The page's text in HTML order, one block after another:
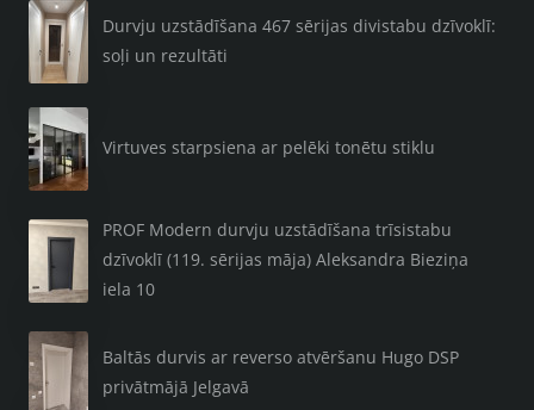
Durvju uzstādīšana 467 sērijas divistabu dzīvoklī:
soļi un rezultāti
Virtuves starpsiena ar pelēki tonētu stiklu
PROF Modern durvju uzstādīšana trīsistabu
dzīvoklī (119. sērijas māja) Aleksandra Bieziņa
iela 10
Baltās durvis ar reverso atvēršanu Hugo DSP
privātmājā Jelgavā